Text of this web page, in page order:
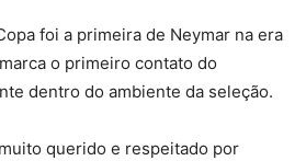
foi a primeira de Neymar na era
o primeiro contato do
dentro do ambiente da seleção.
querido e respeitado por